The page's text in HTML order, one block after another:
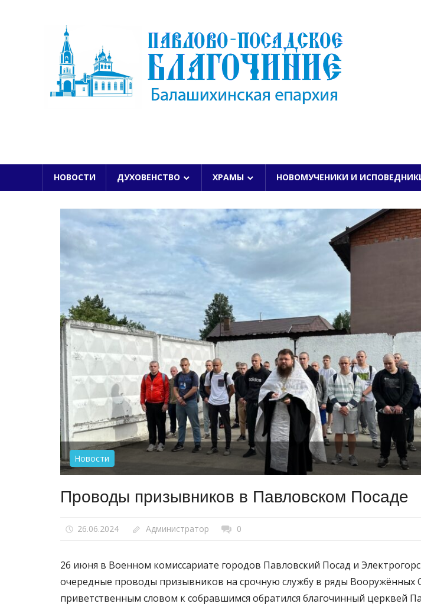
НОВОСТИ ДУХОВЕНСТВО ХРАМЫ НОВОМУЧЕНИКИ И
Новости
Проводы призывников в Павловском Посаде
26.06.2024 Администратор 0
26 июня в Военном комиссариате городов Павловский Посад и
очередные проводы призывников на срочную службу в ряды Вооружённых
приветственным словом к собравшимся обратился благочинный церквей